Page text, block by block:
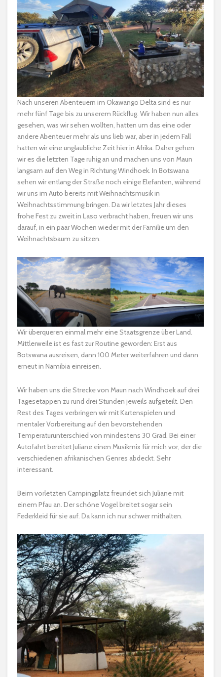
Nach unseren Abenteuern im Okawango Delta sind es nur
mehr fünf Tage bis zu unserem Rückflug. Wir haben nun alles
gesehen, was wir sehen wollten, hatten um das eine oder
andere Abenteuer mehr als uns lieb war, aber in jedem Fall
hatten wir eine unglaubliche Zeit hier in Afrika. Daher gehen
wir es die letzten Tage ruhig an und machen uns von Maun
langsam auf den Weg in Richtung Windhoek. In Botswana
sehen wir entlang der Straße noch einige Elefanten, während
wir uns im Auto bereits mit Weihnachtsmusik in
Weihnachtsstimmung bringen. Da wir letztes Jahr dieses
frohe Fest zu zweit in Laso verbracht haben, freuen wir uns
darauf, in ein paar Wochen wieder mit der Familie um den
Weihnachtsbaum zu sitzen.
Wir überqueren einmal mehr eine Staatsgrenze über Land.
Mittlerweile ist es fast zur Routine geworden: Erst aus
Botswana ausreisen, dann 100 Meter weiterfahren und dann
erneut in Namibia einreisen.
Wir haben uns die Strecke von Maun nach Windhoek auf drei
Tagesetappen zu rund drei Stunden jeweils aufgeteilt. Den
Rest des Tages verbringen wir mit Kartenspielen und
mentaler Vorbereitung auf den bevorstehenden
Temperaturunterschied von mindestens 30 Grad. Bei einer
Autofahrt bereitet Juliane einen Musikmix für mich vor, der die
verschiedenen afrikanischen Genres abdeckt. Sehr
interessant.
Beim vorletzten Campingplatz freundet sich Juliane mit
einem Pfau an. Der schöne Vogel breitet sogar sein
Federkleid für sie auf. Da kann ich nur schwer mithalten.